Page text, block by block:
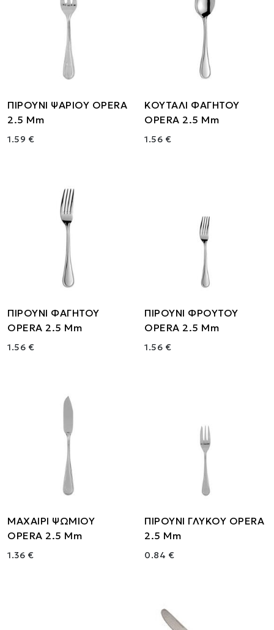
ΠΙΡΟΥΝΙ ΨΑΡΙΟΥ OPERA
2.5 Mm
1.59 €
ΚΟΥΤΑΛΙ ΦΑΓΗΤΟΥ
OPERA 2.5 Mm
1.56 €
ΠΙΡΟΥΝΙ ΦΑΓΗΤΟΥ
OPERA 2.5 Mm
1.56 €
ΠΙΡΟΥΝΙ ΦΡΟΥΤΟΥ
OPERA 2.5 Mm
1.56 €
ΜΑΧΑΙΡΙ ΨΩΜΙΟΥ
OPERA 2.5 Mm
1.36 €
ΠΙΡΟΥΝΙ ΓΛΥΚΟΥ OPERA
2.5 Mm
0.84 €